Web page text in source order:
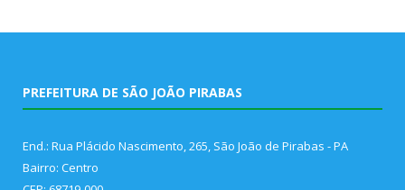
PREFEITURA DE SÃO JOÃO PIRABAS
End.: Rua Plácido Nascimento, 265, São João de Pirabas - PA
Bairro: Centro